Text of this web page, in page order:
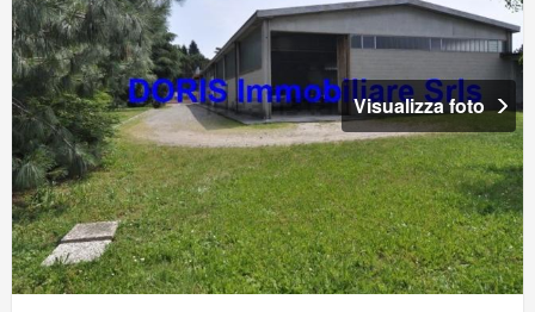
Visualizza foto